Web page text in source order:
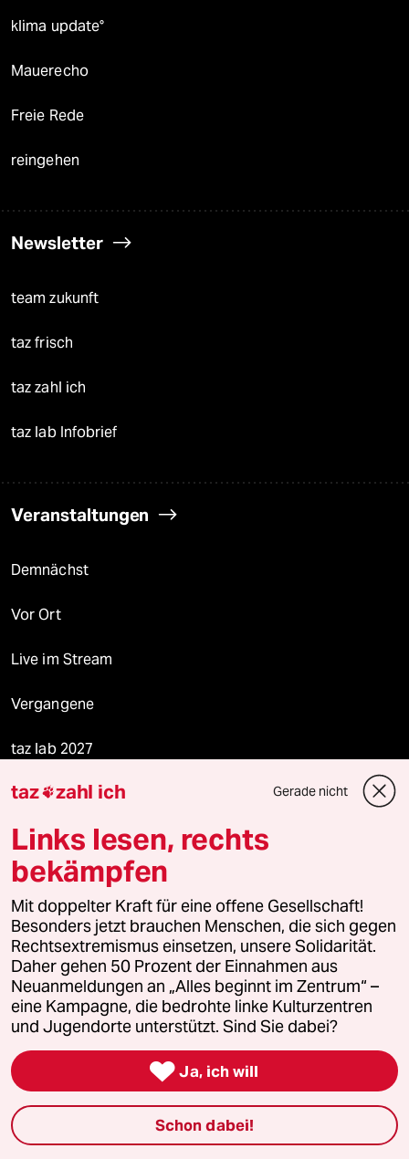
klima update°
Mauerecho
Freie Rede
reingehen
Newsletter
team zukunft
taz frisch
taz zahl ich
taz lab Infobrief
Veranstaltungen
Demnächst
Vor Ort
Live im Stream
Vergangene
taz lab 2027
Mehr taz Lesestoff
taz FUTURZWEI
Le Monde diplomatique
taz Archiv
Mehr taz Angebote
taz zahl ich Gerade nicht
Links lesen, rechts
bekämpfen
Mit doppelter Kraft für eine offene Gesellschaft!
Besonders jetzt brauchen Menschen, die sich gegen
Rechtsextremismus einsetzen, unsere Solidarität.
Daher gehen 50 Prozent der Einnahmen aus
Neuanmeldungen an „Alles beginnt im Zentrum“ –
eine Kampagne, die bedrohte linke Kulturzentren
und Jugendorte unterstützt. Sind Sie dabei?
 Ja, ich will
Schon dabei!